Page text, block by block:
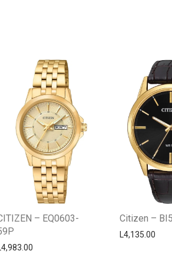
– EQ0603-
4,983.00
Citizen –
L4,135.00
Centro Citizen
Typically replies within